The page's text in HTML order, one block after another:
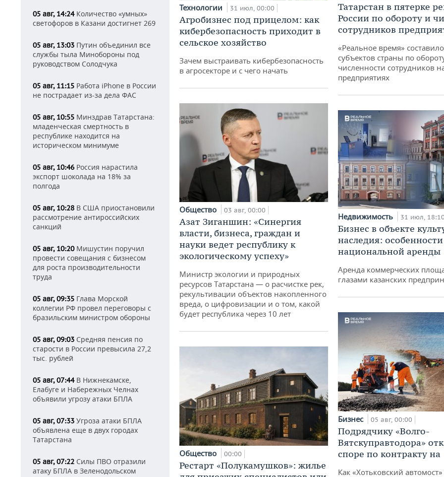
05 авг, 14:24Количество «умных»
светофоров в Казани достигнет 269
05 авг, 13:03 Путин объединил все
службы тыла Минобороны под
руководством Солодчука
05 авг, 11:15 Работа iPhone в России
не пострадает из-за дела ФАС
05 авг, 10:55 Минздрав Татарстана:
младенческая смертность в
республике находится на
историческом минимуме
05 авг, 10:46 Россия нарастила
экспорт шоколада на 18% за
полгода
05 авг, 10:28 В США приостановили
рассмотрение антироссийских
санкций
05 авг, 10:20Мишустин поручил
провести совещания с бизнесом
для роста производительности
труда
05 авг, 09:35 Глава Морской
коллегии РФ провел переговоры с
бразильским министром обороны
05 авг, 09:03 Средняя пенсия по
старости в России превысила 27,2
тыс. рублей
05 авг, 07:44В Нижнекамске,
Елабуге и Набережных Челнах
объявили угрозу атаки БПЛА
05 авг, 07:33 Угроза атаки БПЛА
объявлена еще в двух городах
Татарстана
05 авг, 07:22 Силы ПВО отразили
атаку БПЛА в Зеленодольском
Технологии 31 июл, 00:00
Агробизнес под прицелом: как
кибербезопасность приходит в
сельское хозяйство
Зачем выстраивать кибербезопасность
в агросекторе и с чего начать
Общество 03 авг, 00:00
Азат Зиганшин: «Синергия
власти, бизнеса, граждан и
науки ведет республику к
экологическому успеху»
Министр экологии и природных
ресурсов Татарстана — о расчистке рек,
рекультивации объектов накопленного
вреда, о цифровизации и о том, какой
будет республика через 10 лет
Общество 00:00
Рестарт «Полукамушков»: жилье
Татарстан в пятерке
России по обороту и
сотрудников
«Реальное время»
субъектов страны по
численности сотрудников
предприятиях
Недвижимость 31 июл,
Бизнес в объекте
наследия: особенности
национальной аренды
Аренда коммерческих
глазами казанских
Бизнес 05 авг, 00:00
Подрядчику «Волго-
Вятскуправтодора»
споре по контракту на
Как «Хотьковский